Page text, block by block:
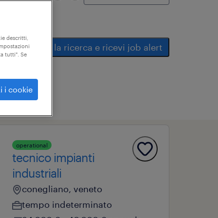
salva la ricerca e ricevi job alert
operational
tecnico impianti
industriali
conegliano, veneto
tempo indeterminato
descritti,
tutti". Se
i cookie